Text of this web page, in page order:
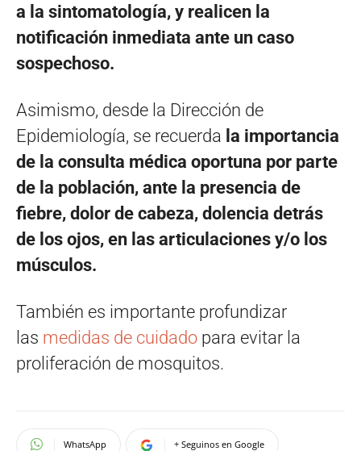
a la sintomatología, y realicen la
notificación inmediata ante un caso
sospechoso.
Asimismo, desde la Dirección de
Epidemiología, se recuerda la importancia
de la consulta médica oportuna por parte
de la población, ante la presencia de
fiebre, dolor de cabeza, dolencia detrás
de los ojos, en las articulaciones y/o los
músculos.
También es importante profundizar
las medidas de cuidado para evitar la
proliferación de mosquitos.
WhatsApp + Seguinos en Google